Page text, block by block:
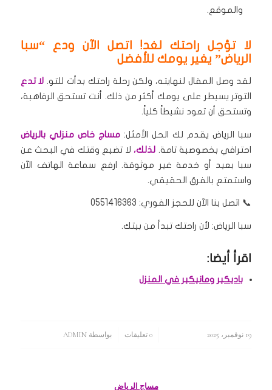
والموقع.
لا تؤجل راحتك لغد! اتصل الآن ودع “سبا
الرياض” يغير يومك للأفضل
لقد وصل المقال لنهايته، ولكن رحلة راحتك بدأت للتو. لا تدع
التوتر يسيطر على يومك أكثر من ذلك. أنت تستحق الرفاهية،
وتستحق أن تعود نشيطاً كلياً.
سبا الرياض يقدم لك الحل الأمثل:مساج خاص منزلي بالرياض
احترافي بخصوصية تامة. لذلك، لا تضيع وقتك في البحث عن
سبا بعيد أو خدمة غير موثوقة. ارفع سماعة الهاتف الآن
واستمتع بالفرق الحقيقي.
📞 اتصل بنا الآن للحجز الفوري: 0551416363
سبا الرياض: لأن راحتك تبدأ من بيتك.
اقرأ أيضا:
باديكير ومانيكير في المنزل
19 نوفمبر، 2025 0 تعليقات بواسطةADMIN
مساج الرياض